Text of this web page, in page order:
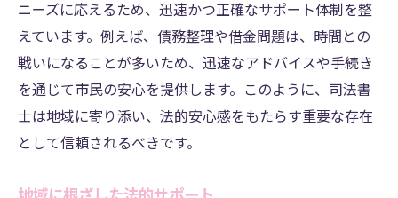
ニーズに応えるため、迅速かつ正確なサポート体制を整
えています。例えば、債務整理や借金問題は、時間との
戦いになることが多いため、迅速なアドバイスや手続き
を通じて市民の安心を提供します。このように、司法書
士は地域に寄り添い、法的安心感をもたらす重要な存在
として信頼されるべきです。